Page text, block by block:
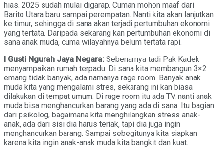
hias. 2025 sudah mulai digarap. Cuman mohon maaf dari
Barito Utara baru sampai perempatan. Nanti kita akan lanjutkan
ke timur, sehingga di sana akan terjadi pertumbuhan ekonomi
yang tertata. Daripada sekarang kan pertumbuhan ekonomi di
sana anak muda, cuma wilayahnya belum tertata rapi.
I Gusti Ngurah Jaya Negara: Sebenarnya tadi Pak Kadek
menyampaikan rumah terpadu. Di sana kita membangun 3×2
emang tidak banyak, ada namanya rage room. Banyak anak
muda kita yang mengalami stres, sekarang ini kan biasa
dilakukan di tempat umum. Di rage room itu ada TV, nanti anak
muda bisa menghancurkan barang yang ada di sana. Itu bagian
dari psikolog, bagaimana kita menghilangkan stress anak-
anak, ada dari sisi dia harus teriak, tapi dia juga ingin
menghancurkan barang. Sampai sebegitunya kita siapkan
karena kita ingin anak-anak muda kita bangkit dan kuat.